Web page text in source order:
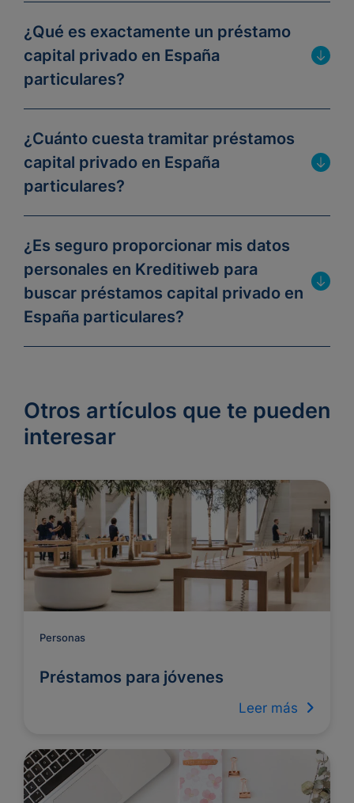
¿Qué es exactamente un préstamo
capital privado en España
particulares?
¿Cuánto cuesta tramitar préstamos
capital privado en España
particulares?
¿Es seguro proporcionar mis datos
personales en Kreditiweb para
buscar préstamos capital privado en
España particulares?
Otros artículos que te pueden
interesar
Personas
Préstamos para jóvenes
Leer más